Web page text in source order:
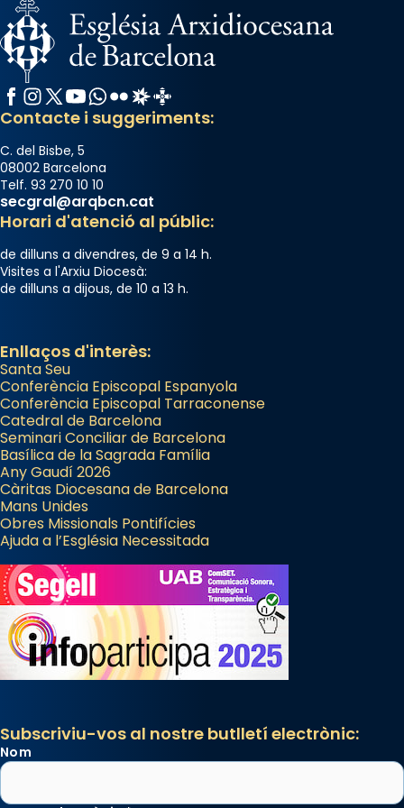
Facebook
Instagram
X / Twitter
YouTube
WhatsApp
FlickrRadio Estel
Catalunya Cristiana
Contacte i suggeriments:
C. del Bisbe, 5
08002 Barcelona
Telf. 93 270 10 10
secgral@arqbcn.cat
Horari d'atenció al públic:
de dilluns a divendres, de 9 a 14 h.
Visites a l'Arxiu Diocesà:
de dilluns a dijous, de 10 a 13 h.
Enllaços d'interès:
Santa Seu
Conferència Episcopal Espanyola
Conferència Episcopal Tarraconense
Catedral de Barcelona
Seminari Conciliar de Barcelona
Basílica de la Sagrada Família
Any Gaudí 2026
Càritas Diocesana de Barcelona
Mans Unides
Obres Missionals Pontifícies
Ajuda a l’Església Necessitada
Subscriviu-vos al nostre butlletí electrònic:
Nom